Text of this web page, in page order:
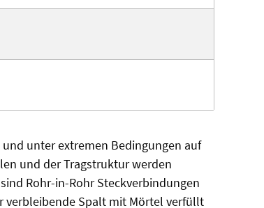
unter extremen Bedingungen auf
und der Tragstruktur werden
Rohr-in-Rohr Steckverbindungen
verbleibende Spalt mit Mörtel verfüllt